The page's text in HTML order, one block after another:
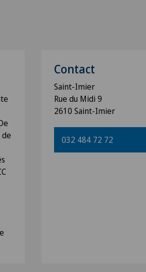
Contact
Saint-Imier
Rue du Midi 9
2610 Saint-Imier
032 484 72 72